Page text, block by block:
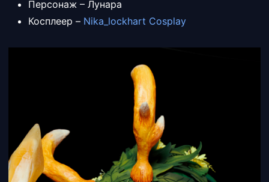
Персонаж – Лунара
Косплеер – Nika_lockhart Cosplay